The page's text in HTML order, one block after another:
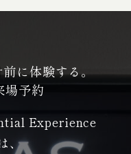
に体験する。
予約
Experience
、